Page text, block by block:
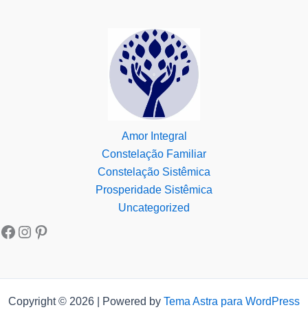
Amor Integral
Constelação Familiar
Constelação Sistêmica
Prosperidade Sistêmica
Uncategorized
Copyright © 2026 | Powered by Tema Astra para WordPress